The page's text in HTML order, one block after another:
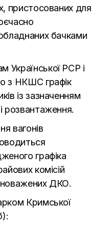
пристосованих для
бачками
Української РСР і
з HКШC графік
із зазначенням
розвантаження.
вагонів
графіка
комісій
ДКО.
Кримської